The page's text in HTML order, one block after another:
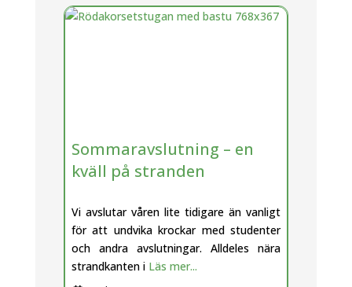
Sommaravslutning – en
kväll på stranden
Vi avslutar våren lite tidigare än vanligt
för att undvika krockar med studenter
och andra avslutningar. Alldeles nära
strandkanten i Läs mer...